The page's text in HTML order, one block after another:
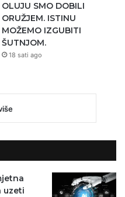
OLUJU SMO DOBILI
ORUŽJEM. ISTINU
MOŽEMO IZGUBITI
ŠUTNJOM.
18 sati ago
uzeti